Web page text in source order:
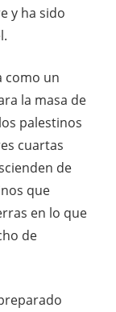
y ha sido
como un
la masa de
palestinos
cuartas
de
que
en lo que
de